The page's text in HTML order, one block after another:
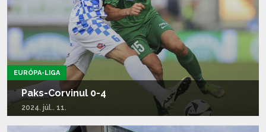
EURÓPA-LIGA
Paks-Corvinul 0-4
2024. júl.. 11.
Tovább olvasom...